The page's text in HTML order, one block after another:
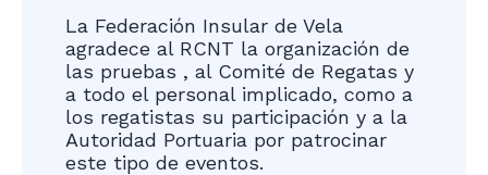
La Federación Insular de Vela
agradece al RCNT la organización de
las pruebas , al Comité de Regatas y
a todo el personal implicado, como a
los regatistas su participación y a la
Autoridad Portuaria por patrocinar
este tipo de eventos.